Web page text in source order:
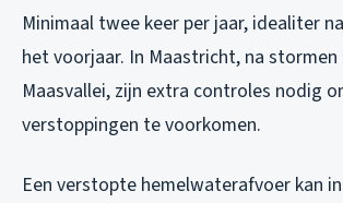
Minimaal twee keer per jaar, idealiter
het voorjaar. In Maastricht, na stormen
Maasvallei, zijn extra controles nodig
verstoppingen te voorkomen.
Een verstopte hemelwaterafvoer kan